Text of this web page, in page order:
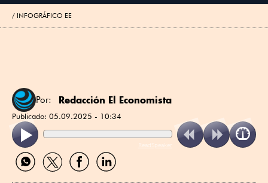
INFOGRÁFICO EE
Por: Redacción El Economista
Publicado: 05.09.2025 - 10:34
ReadSpeaker
Compartir
por
Compartir
por
Compartir
por
Compartir
por